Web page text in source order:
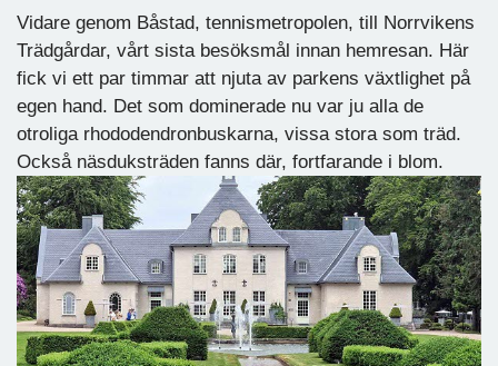
Vidare genom Båstad, tennismetropolen, till Norrvikens
Trädgårdar, vårt sista besöksmål innan hemresan. Här
fick vi ett par timmar att njuta av parkens växtlighet på
egen hand. Det som dominerade nu var ju alla de
otroliga rhododendronbuskarna, vissa stora som träd.
Också näsduksträden fanns där, fortfarande i blom.